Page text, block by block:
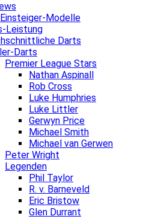
Modelle
Leistung
Darts
Darts
Premier League Stars
Nathan Aspinall
Rob Cross
Luke Humphries
Luke Littler
Gerwyn Price
Michael Smith
Michael van Gerwen
Peter Wright
Legenden
Phil Taylor
R. v. Barneveld
Eric Bristow
Glen Durrant